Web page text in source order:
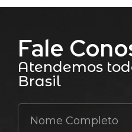
Fale
Atendemos
Brasil